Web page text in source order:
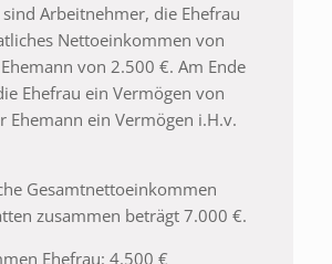
sind Arbeitnehmer, die Ehefrau
Nettoeinkommen von
von 2.500 €. Am Ende
Ehefrau ein Vermögen von
Ehemann ein Vermögen i.H.v.
Gesamtnettoeinkommen
zusammen beträgt 7.000 €.
Ehefrau: 4.500 €